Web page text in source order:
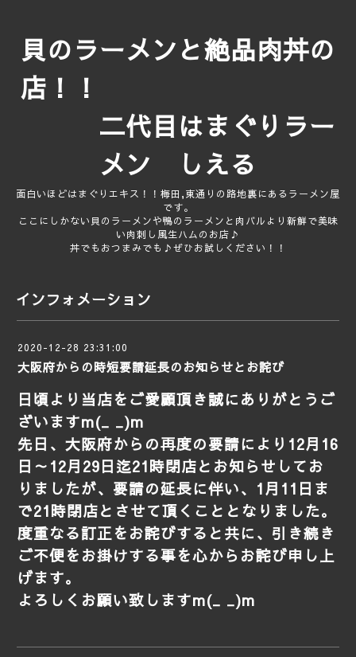
貝のラーメンと絶品肉丼の
店！！
二代目はまぐりラー
メン しえる
面白いほどはまぐりエキス！！梅田,東通りの路地裏にあるラーメン屋
です。
ここにしかない貝のラーメンや鴨のラーメンと肉バルより新鮮で美味
い肉刺し風生ハムのお店♪
丼でもおつまみでも♪ぜひお試しください！！
インフォメーション
2020-12-28 23:31:00
大阪府からの時短要請延長のお知らせとお詫び
日頃より当店をご愛顧頂き誠にありがとうご
ざいますm(_ _)m
先日、大阪府からの再度の要請により12月16
日～12月29日迄21時閉店とお知らせしてお
りましたが、要請の延長に伴い、1月11日ま
で21時閉店とさせて頂くこととなりました。
度重なる訂正をお詫びすると共に、引き続き
ご不便をお掛けする事を心からお詫び申し上
げます。
よろしくお願い致しますm(_ _)m